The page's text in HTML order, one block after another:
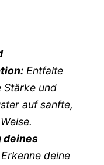
Entfalte
Stärke und
auf sanfte,
deines
deine